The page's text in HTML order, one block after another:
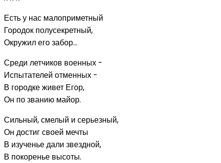
Есть у нас малоприметный
Городок полусекретный,
Окружил его забор...
Среди летчиков военных -
Испытателей отменных -
В городке живет Егор,
Он по званию майор.
Сильный, смелый и серьезный,
Он достиг своей мечты
В изученье дали звездной,
В покоренье высоты.